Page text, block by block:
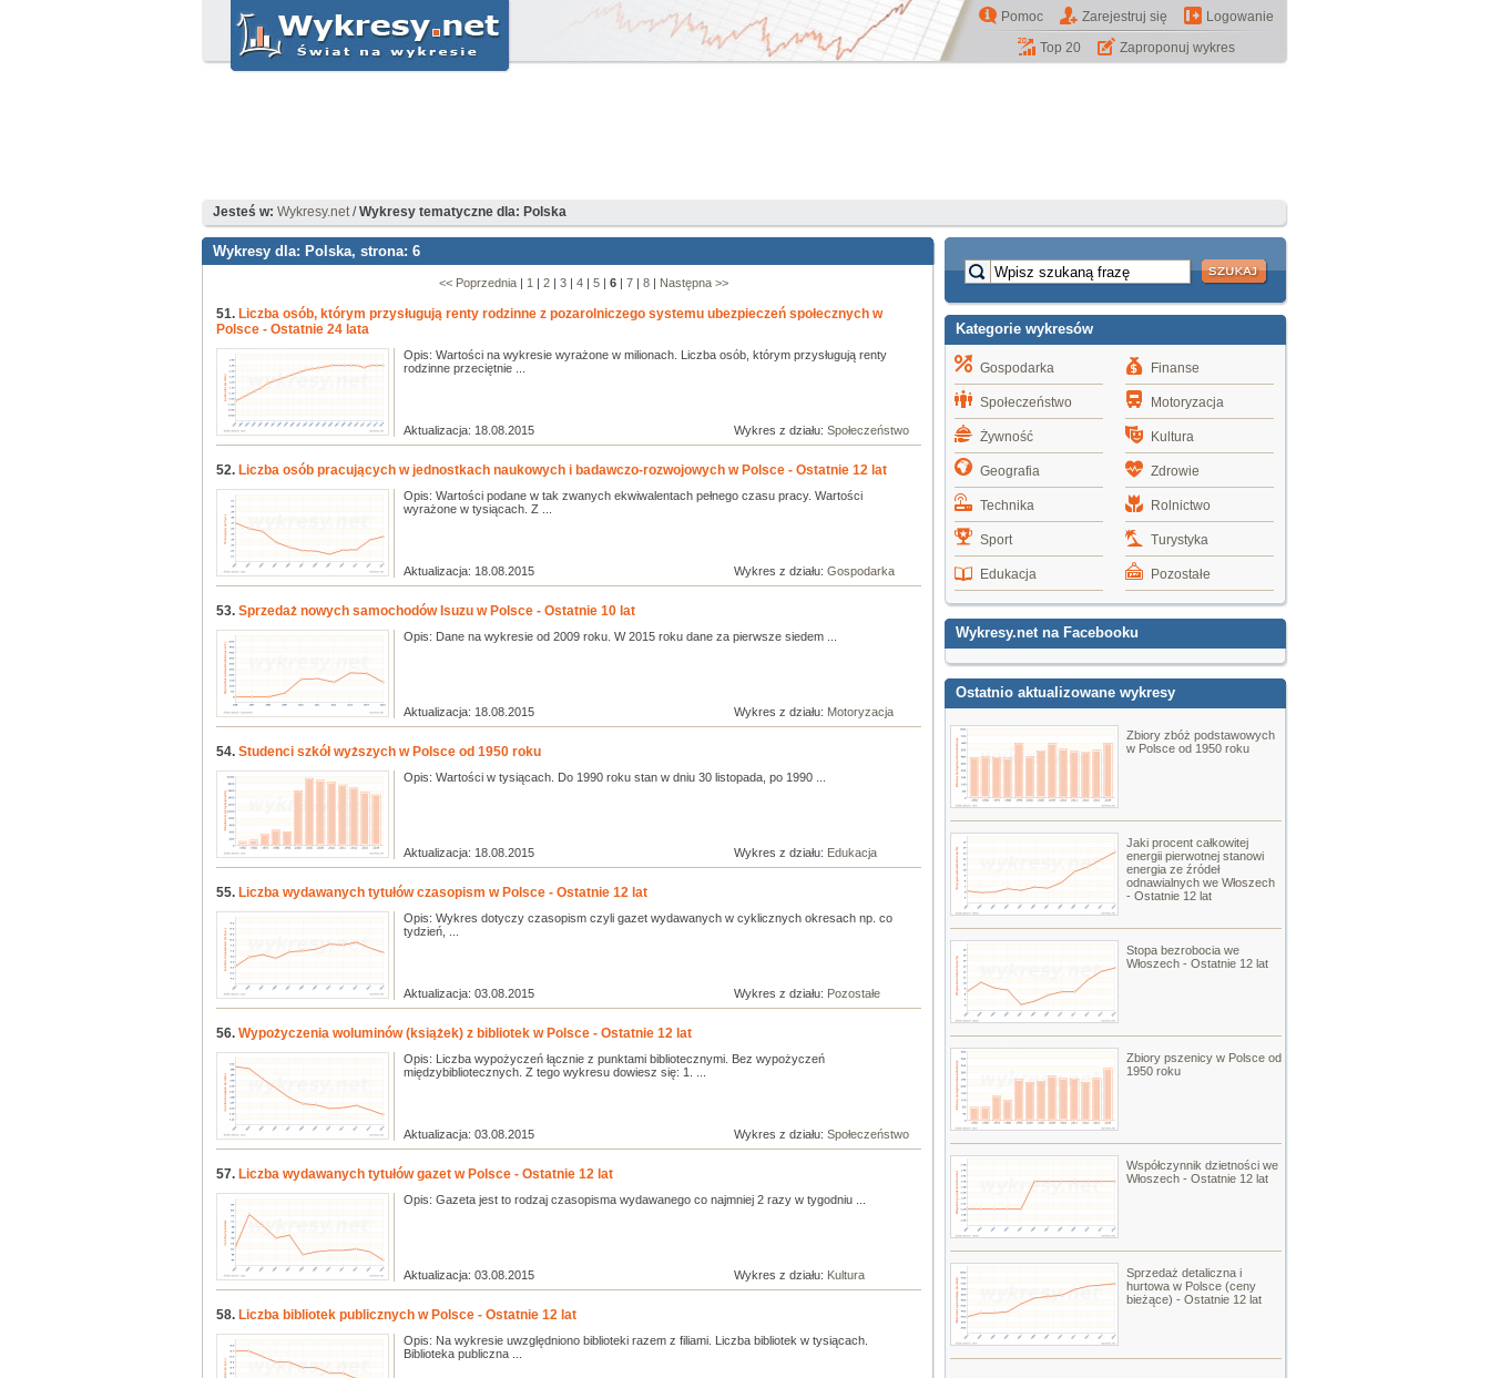
Pomoc Zarejestruj się
Logowanie
Top 20
Zaproponuj wykres
Jesteś w: Wykresy.net/Wykresy tematyczne dla: Polska
Wykresy dla: Polska, strona: 6
<< Poprzednia| 1 | 2| 3| 4| 5| 6| 7| 8| Następna >>
51. Liczba osób, którym przysługują renty rodzinne z pozarolniczego systemu ubezpieczeń społecznych w
Polsce - Ostatnie 24 lata
Opis: Wartości na wykresie wyrażone w milionach. Liczba osób, którym przysługują renty
rodzinne przeciętnie ...
Aktualizacja: 18.08.2015 Wykres z działu: Społeczeństwo
52. Liczba osób pracujących w jednostkach naukowych i badawczo-rozwojowych w Polsce - Ostatnie 12 lat
Opis: Wartości podane w tak zwanych ekwiwalentach pełnego czasu pracy. Wartości
wyrażone w tysiącach. Z ...
Aktualizacja: 18.08.2015 Wykres z działu: Gospodarka
53. Sprzedaż nowych samochodów Isuzu w Polsce - Ostatnie 10 lat
Opis: Dane na wykresie od 2009 roku. W 2015 roku dane za pierwsze siedem ...
Aktualizacja: 18.08.2015 Wykres z działu: Motoryzacja
54. Studenci szkół wyższych w Polsce od 1950 roku
Opis: Wartości w tysiącach. Do 1990 roku stan w dniu 30 listopada, po 1990 ...
Aktualizacja: 18.08.2015 Wykres z działu: Edukacja
55. Liczba wydawanych tytułów czasopism w Polsce - Ostatnie 12 lat
Opis: Wykres dotyczy czasopism czyli gazet wydawanych w cyklicznych okresach np. co
tydzień, ...
Aktualizacja: 03.08.2015 Wykres z działu: Pozostałe
56. Wypożyczenia woluminów (książek) z bibliotek w Polsce - Ostatnie 12 lat
Opis: Liczba wypożyczeń łącznie z punktami bibliotecznymi. Bez wypożyczeń
międzybibliotecznych. Z tego wykresu dowiesz się: 1. ...
Aktualizacja: 03.08.2015 Wykres z działu: Społeczeństwo
57. Liczba wydawanych tytułów gazet w Polsce - Ostatnie 12 lat
Opis: Gazeta jest to rodzaj czasopisma wydawanego co najmniej 2 razy w tygodniu ...
Aktualizacja: 03.08.2015 Wykres z działu: Kultura
58. Liczba bibliotek publicznych w Polsce - Ostatnie 12 lat
Opis: Na wykresie uwzględniono biblioteki razem z filiami. Liczba bibliotek w tysiącach.
Biblioteka publiczna ...
Kategorie wykresów
Gospodarka
Społeczeństwo
Żywność
Geografia
Technika
Sport
Edukacja
Finanse
Motoryzacja
Kultura
Zdrowie
Rolnictwo
Turystyka
Pozostałe
Wykresy.net na Facebooku
Ostatnio aktualizowane wykresy
Zbiory zbóż podstawowych
w Polsce od 1950 roku
Jaki procent całkowitej
energii pierwotnej stanowi
energia ze źródeł
odnawialnych we Włoszech
- Ostatnie 12 lat
Stopa bezrobocia we
Włoszech - Ostatnie 12 lat
Zbiory pszenicy w Polsce od
1950 roku
Współczynnik dzietności we
Włoszech - Ostatnie 12 lat
Sprzedaż detaliczna i
hurtowa w Polsce (ceny
bieżące) - Ostatnie 12 lat